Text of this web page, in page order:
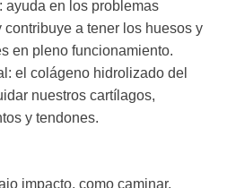
ayuda en los problemas
contribuye a tener los huesos y
en pleno funcionamiento.
el colágeno hidrolizado del
nuestros cartílagos,
y tendones.
impacto, como caminar,